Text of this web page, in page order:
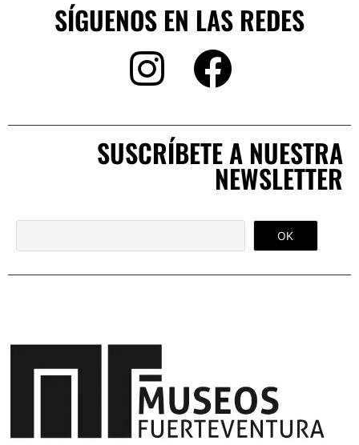
SÍGUENOS EN LAS REDES
SUSCRÍBETE A NUESTRA
NEWSLETTER